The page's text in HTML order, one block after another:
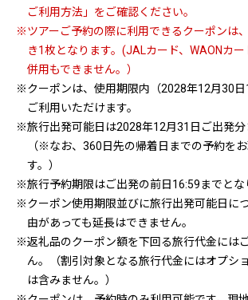
ご利用方法」をご確認ください。
※ツアーご予約の際に利用できるクーポンは
き1枚となります。(JALカード、WAONカ
併用もできません。）
※クーポンは、使用期限内（2028年12月30
ご利用いただけます。
※旅行出発可能日は2028年12月31日ご出発分
（※なお、360日先の帰着日までの予約を
す。）
※旅行予約期限はご出発の前日16:59までとな
※クーポン使用期限並びに旅行出発可能日に
由があっても延長はできません。
※返礼品のクーポン額を下回る旅行代金には
ん。（割引対象となる旅行代金にはオプシ
は含みません。）